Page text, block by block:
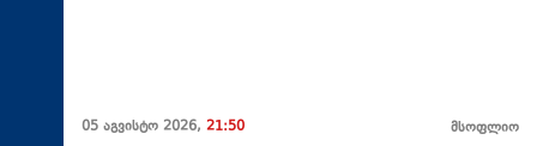
05 აგვისტო 2026, 21:50 მსოფლიო